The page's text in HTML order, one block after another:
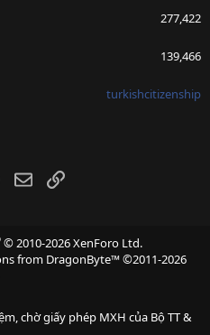
277,422
139,466
turkishcitizenship
WhatsApp
EmailLink
© 2010-2026 XenForo Ltd.
from DragonByte™©2011-2026
chờ giấy phép MXH của Bộ TT &